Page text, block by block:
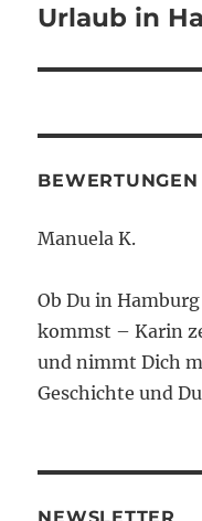
Urlaub in
BEWERTUNGEN
Manuela K.
Ob Du in
kommst – Karin
und nimmt Dich
Geschichte und
NEWSLETTER